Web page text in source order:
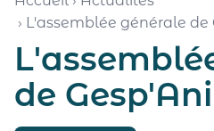
› L'assemblée générale
de